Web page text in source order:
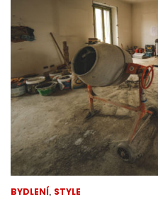
BYDLENÍ, STYLE